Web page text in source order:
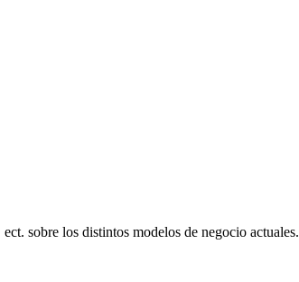
sobre los distintos modelos de negocio actuales.